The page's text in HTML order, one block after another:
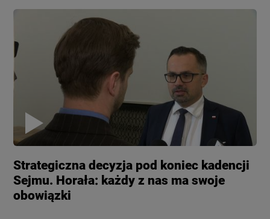
Strategiczna decyzja pod koniec kadencji
Sejmu. Horała: każdy z nas ma swoje
obowiązki